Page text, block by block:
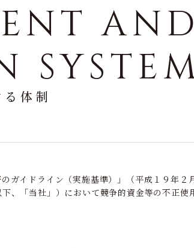
AND
体制
ガイドライン（実施基準）」（平成１９年
、「当社」）において競争的資金等の不正